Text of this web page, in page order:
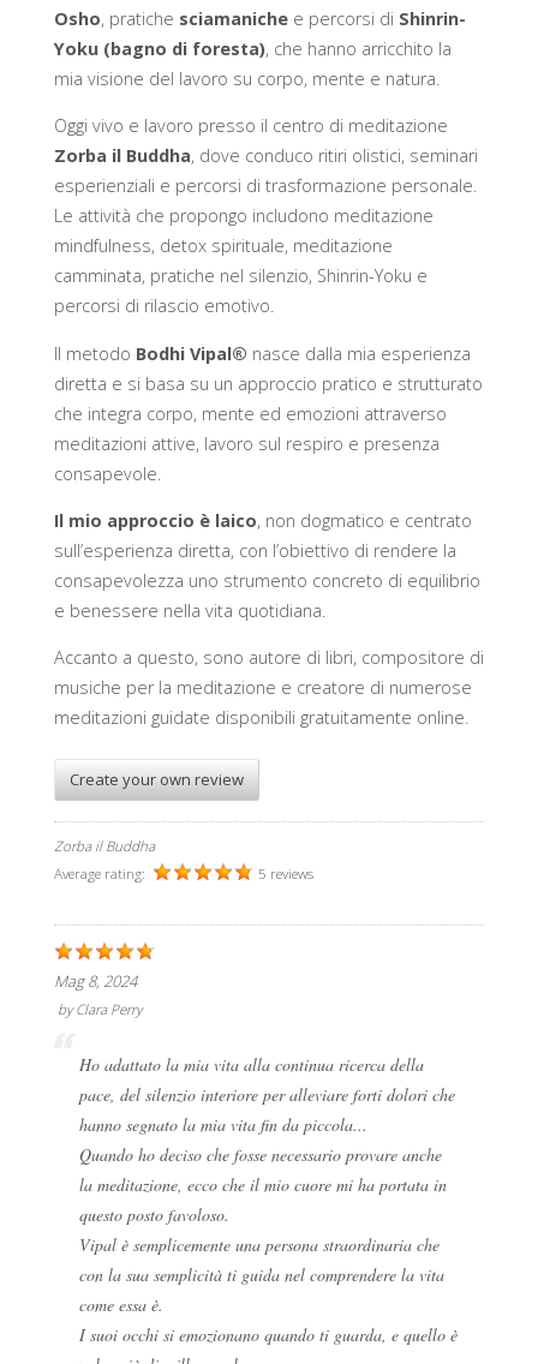
Osho, pratiche sciamanichee percorsi di Shinrin-
Yoku (bagno di foresta), che hanno arricchito la
mia visione del lavoro su corpo, mente e natura.
Oggi vivo e lavoro presso il centro di meditazione
Zorba il Buddha, dove conduco ritiri olistici, seminari
esperienziali e percorsi di trasformazione personale.
Le attività che propongo includono meditazione
mindfulness, detox spirituale, meditazione
camminata, pratiche nel silenzio, Shinrin-Yoku e
percorsi di rilascio emotivo.
Il metodo Bodhi Vipal® nasce dalla mia esperienza
diretta e si basa su un approccio pratico e strutturato
che integra corpo, mente ed emozioni attraverso
meditazioni attive, lavoro sul respiro e presenza
consapevole.
Il mio approccio è laico, non dogmatico e centrato
sull’esperienza diretta, con l’obiettivo di rendere la
consapevolezza uno strumento concreto di equilibrio
e benessere nella vita quotidiana.
Accanto a questo, sono autore di libri, compositore di
musiche per la meditazione e creatore di numerose
meditazioni guidate disponibili gratuitamente online.
Create your own review
Zorba il Buddha
Average rating:
5 reviews
Mag 8, 2024
byClara Perry
Ho adattato la mia vita alla continua ricerca della
pace, del silenzio interiore per alleviare forti dolori che
hanno segnato la mia vita fin da piccola...
Quando ho deciso che fosse necessario provare anche
la meditazione, ecco che il mio cuore mi ha portata in
questo posto favoloso.
Vipal è semplicemente una persona straordinaria che
con la sua semplicità ti guida nel comprendere la vita
come essa è.
I suoi occhi si emozionano quando ti guarda, e quello è